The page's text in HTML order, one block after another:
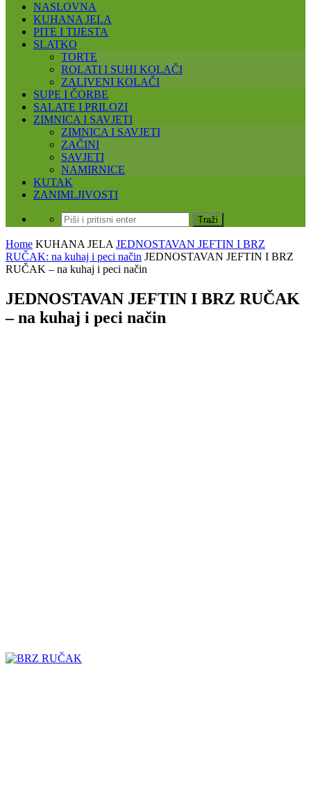
NASLOVNA
KUHANA JELA
PITE I TIJESTA
SLATKO
TORTE
ROLATI I SUHI KOLAČI
ZALIVENI KOLAČI
SUPE I ČORBE
SALATE I PRILOZI
ZIMNICA I SAVJETI
ZIMNICA I SAVJETI
ZAČINI
SAVJETI
NAMIRNICE
KUTAK
ZANIMLJIVOSTI
Home KUHANA JELA JEDNOSTAVAN JEFTIN I BRZ
RUČAK: na kuhaj i peci način JEDNOSTAVAN JEFTIN I BRZ
RUČAK – na kuhaj i peci način
JEDNOSTAVAN JEFTIN I BRZ RUČAK
– na kuhaj i peci način